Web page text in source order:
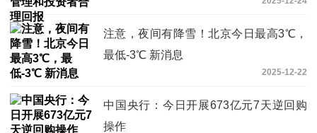
注意，夜间有降雪！北京今日最高3℃，
最低-3℃ 新消息
2025-12-22
中国央行：今日开展673亿元7天逆回购
操作